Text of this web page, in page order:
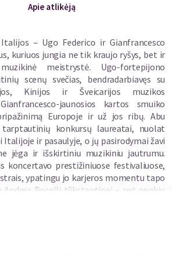
Apie atlikėją
– Ugo Federico ir Gianfrancesco
kuriuos jungia ne tik kraujo ryšys, bet ir
meistrystė. Ugo-fortepijono
scenų svečias, bendradarbiavęs su
Kinijos ir Šveicarijos muzikos
jaunosios kartos smuiko
Europoje ir už jos ribų. Abu
konkursų laureatai, nuolat
ir pasaulyje, o jų pasirodymai žavi
jėga ir išskirtiniu muzikiniu jautrumu.
koncertavo prestižiniuose festivaliuose,
ypatingu jo karjeros momentu tapo
Andrea Bocelli tūkstantinei – net penkių
– auditorijai. Ką tik grįžęs iš gastrolių
parodoje su Kalabrijos filharmonijos
atvyksta į Gelgaudiškį. Gianfrancesco
I. Čaikovskio valstybinėje muzikos